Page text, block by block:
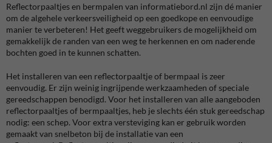
Reflectorpaaltjes en bermpalen van informatiebord.nl zijn dé manier
om de algehele verkeersveiligheid op een goedkope en eenvoudige
manier te verbeteren! Het geeft weggebruikers de mogelijkheid om
gemakkelijk de randen van een weg te herkennen en om naderende
bochten goed in te kunnen schatten.
Het installeren van een reflectorpaaltje of bermpaal is zeer
eenvoudig. Er zijn weinig ingrijpende werkzaamheden of speciale
gereedschappen benodigd. Voor het installeren van alle aangeboden
reflectorpaaltjes of bermpaaltjes, heb je slechts één stuk gereedschap
nodig: een schep. Voor extra versteviging kan er gebruik worden
gemaakt van snelbeton bij de installatie van een